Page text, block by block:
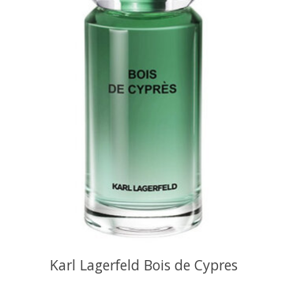
Karl Lagerfeld Bois de Cypres